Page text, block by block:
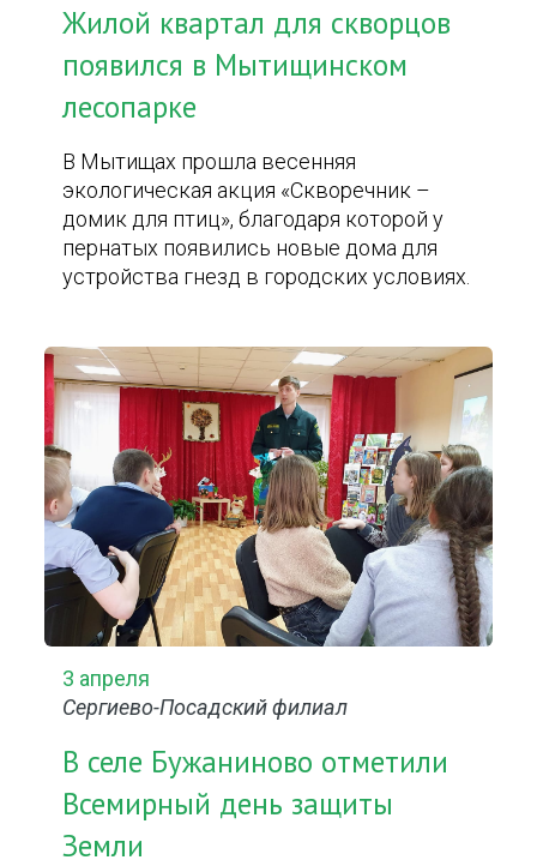
Жилой квартал для скворцов
появился в Мытищинском
лесопарке
В Мытищах прошла весенняя
экологическая акция «Скворечник –
домик для птиц», благодаря которой у
пернатых появились новые дома для
устройства гнезд в городских условиях.
3 апреля
Сергиево-Посадский филиал
В селе Бужаниново отметили
Всемирный день защиты
Земли